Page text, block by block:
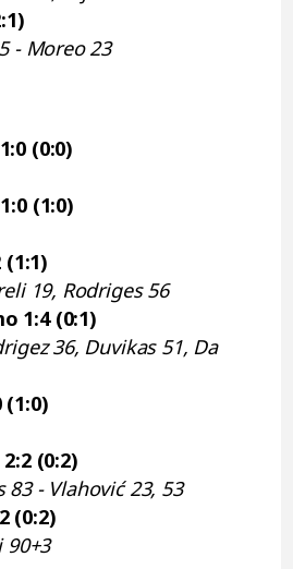
- Moreo 23
(0:0)
(1:0)
19, Rodriges 56
1:4 (0:1)
36, Duvikas 51, Da
(1:0)
(0:2)
83 - Vlahović 23, 53
(0:2)
90+3